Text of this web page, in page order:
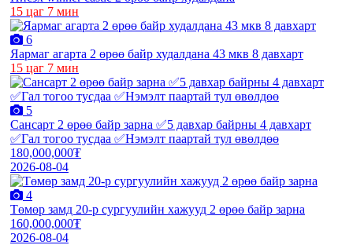
15 цаг 7 мин
6
Яармаг агарта 2 өрөө байр худалдана 43 мкв 8 давхарт
15 цаг 7 мин
5
Сансарт 2 өрөө байр зарна ✅5 давхар байрны 4 давхарт
✅Гал тогоо тусдаа ✅Нэмэлт паартай тул өвөлдөө
180,000,000₮
2026-08-04
4
Төмөр замд 20-р сургуулийн хажууд 2 өрөө байр зарна
160,000,000₮
2026-08-04